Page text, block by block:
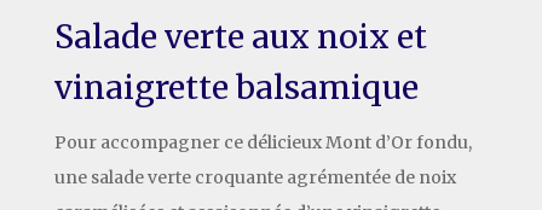
Salade verte aux noix et
vinaigrette balsamique
Pour accompagner ce délicieux Mont d’Or fondu,
une salade verte croquante agrémentée de noix